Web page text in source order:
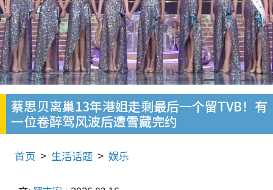
蔡思贝离巢13年港姐走剩最后一个留TVB！有
一位卷醉驾风波后遭雪藏完约
首页 生活话题 娱乐